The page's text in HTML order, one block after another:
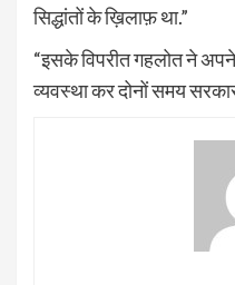
सिद्धांतों के ख़िलाफ़ था.”
“इसके विपरीत गहलोत ने
व्यवस्था कर दोनों समय